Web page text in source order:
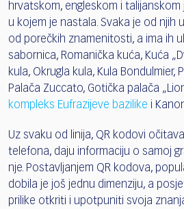
hrvatskom, engleskom i
u kojem je nastala. Svaka je od njih
od porečkih znamenitosti, a ima ih
sabornica, Romanička kuća, Kuća
kula, Okrugla kula, Kula Bondulmier,
Palača Zuccato, Gotička palača
kompleks Eufrazijeve bazilike i
Uz svaku od linija, QR kodovi
telefona, daju informaciju o samoj
nje. Postavljanjem QR kodova,
dobila je još jednu dimenziju, a
prilike otkriti i upotpuniti svoja